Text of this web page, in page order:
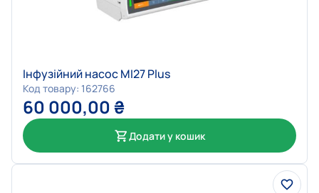
Інфузійний насос MI27 Plus
Код товару: 162766
60 000,00 ₴
Додати у кошик